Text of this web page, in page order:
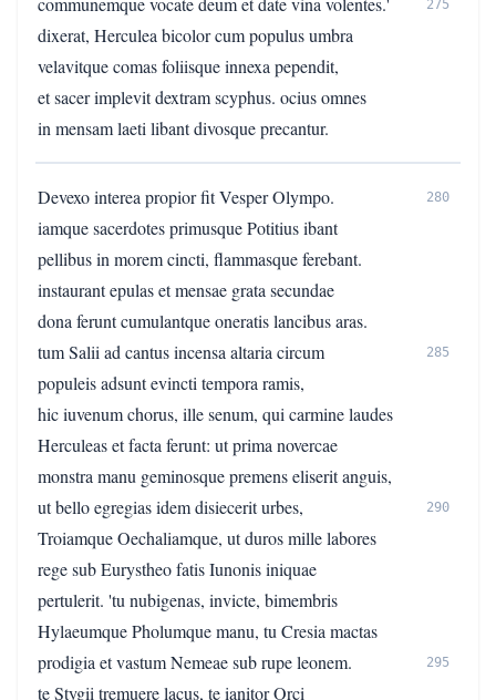
275
dixerat, Herculea bicolor cum populus umbra
velavitque comas foliisque innexa pependit,
et sacer implevit dextram scyphus. ocius omnes
in mensam laeti libant divosque precantur.
Devexo interea propior fit Vesper Olympo. 280
iamque sacerdotes primusque Potitius ibant
pellibus in morem cincti, flammasque ferebant.
instaurant epulas et mensae grata secundae
dona ferunt cumulantque oneratis lancibus aras.
tum Salii ad cantus incensa altaria circum
285
populeis adsunt evincti tempora ramis,
hic iuvenum chorus, ille senum, qui carmine laudes
Herculeas et facta ferunt: ut prima novercae
monstra manu geminosque premens eliserit anguis,
ut bello egregias idem disiecerit urbes,
290
Troiamque Oechaliamque, ut duros mille labores
rege sub Eurystheo fatis Iunonis iniquae
pertulerit. 'tu nubigenas, invicte, bimembris
Hylaeumque Pholumque manu, tu Cresia mactas
prodigia et vastum Nemeae sub rupe leonem.
295
te Stygii tremuere lacus, te ianitor Orci